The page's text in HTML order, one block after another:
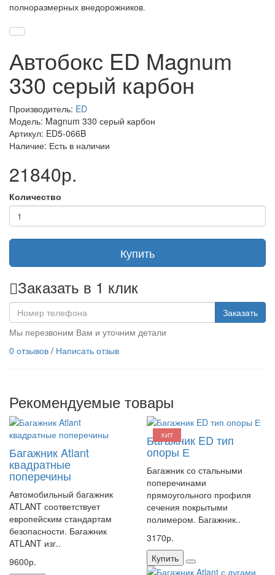
полноразмерных внедорожников.
Автобокс ED Magnum
330 серый карбон
Производитель: ED
Модель: Magnum 330 серый карбон
Артикул: ED5-066B
Наличие: Есть в наличии
21840р.
Количество
Купить
Заказать в 1 клик
Заказать
Мы перезвоним Вам и уточним детали
0 отзывов / Написать отзыв
Рекомендуемые товары
Багажник Atlant
квадратные
поперечины
Автомобильный багажник
ATLANT соответствует
европейским стандартам
безопасности. Багажник
ATLANT изг..
9600р.
ХИТ
Багажник ED тип
опоры Е
Багажник со стальными
поперечинами
прямоугольного профиля
сечения покрытыми
полимером. Багажник..
3170р.
Купить